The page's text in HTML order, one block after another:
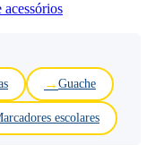
acessórios
Guache
escolares